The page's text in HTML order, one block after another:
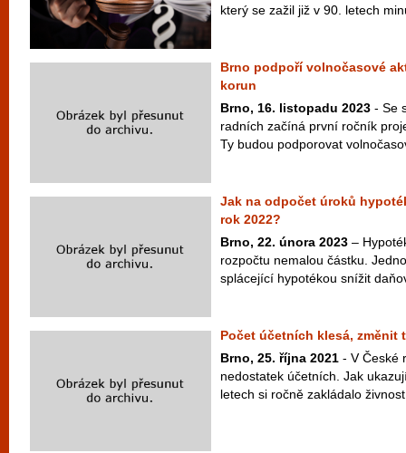
který se zažil již v 90. letech
Brno podpoří volnočasové
korun
Brno, 16. listopadu 2023 - Se
radních začíná první ročník
Ty budou podporovat
Jak na odpočet úroků
rok 2022?
Brno, 22. února 2023 –
rozpočtu nemalou částku.
splácející hypotékou snížit
Počet účetních klesá, změnit
Brno, 25. října 2021 - V České
nedostatek účetních. Jak
letech si ročně zakládalo